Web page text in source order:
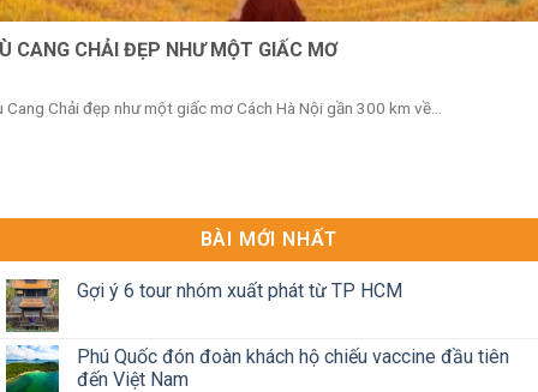
CANG CHẢI ĐẸP NHƯ MỘT GIẤC MƠ
Cang Chải đẹp như một giấc mơ Cách Hà Nội gần 300 km về...
BÀI MỚI NHẤT
Gợi ý 6 tour nhóm xuất phát từ TP HCM
Phú Quốc đón đoàn khách hộ chiếu vaccine đầu tiên
đến Việt Nam